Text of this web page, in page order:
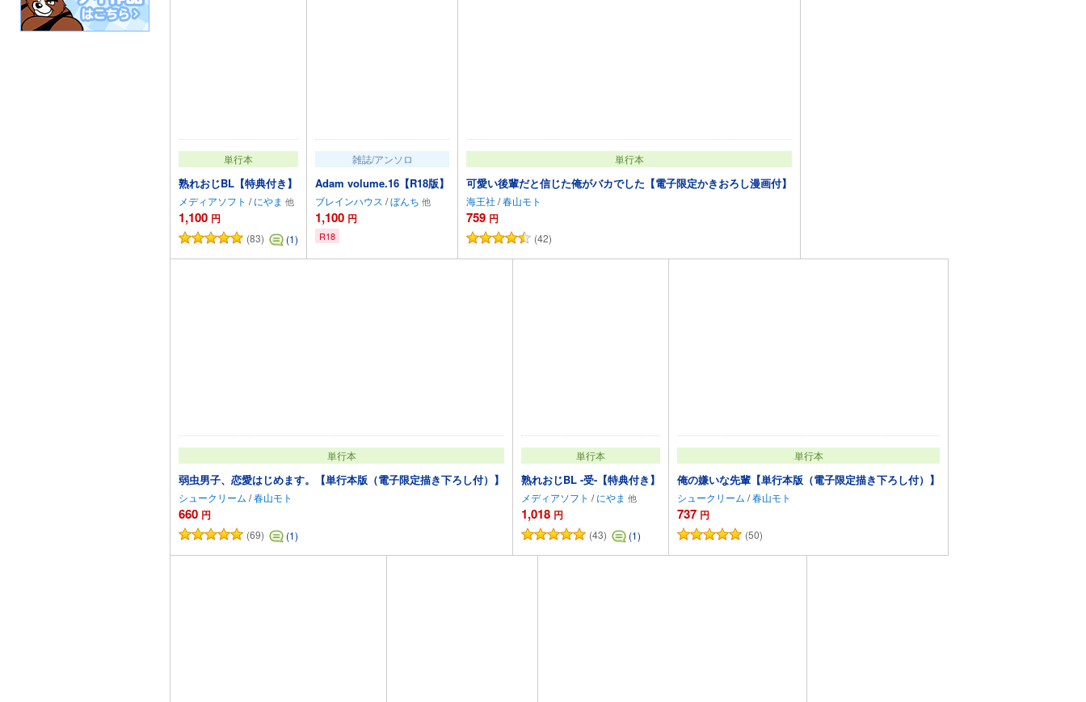
単行本
熟れおじBL【特典付き】
メディアソフト / にやま
1,100 円
(83) (1)
カートに追加
雑誌/アンソロ
Adam volume.16【R18版】
ブレインハウス /ぼんち
1,100 円
R18
単行本
可愛い後輩だと信じた俺がバカでした【電子限定かきおろし漫画付】
海王社 /春山モト
759 円
(42)
単行本
弱虫男子、恋愛はじめます。【単行本版（電子限定描き下ろし付）】
シュークリーム /春山モト
660 円
(69) (1)
単行本
熟れおじBL -受-【特典付き】
メディアソフト / にやま
1,018 円
(43) (1)
カートに追加
単行本
俺の嫌いな先輩【単行本版（電子限定描き下ろし付）】
シュークリーム /春山モト
737 円
(50)